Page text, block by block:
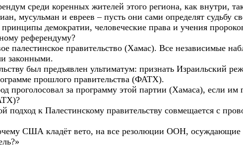
среди коренных жителей этого региона, как внутри,
мусульман и евреев – пусть они сами определят судьбу
демократии, человеческие права и учения
референдуму?
палестинское правительство (Хамас). Все независимые
законными.
был предъявлен ультиматум: признать Израильский
прошлого правительства (ФАТХ).
проголосовал за программу этой партии (Хамаса), если им
подход к Палестинскому правительству совмещается с
США кладёт вето, на все резолюции ООН, осуждающие